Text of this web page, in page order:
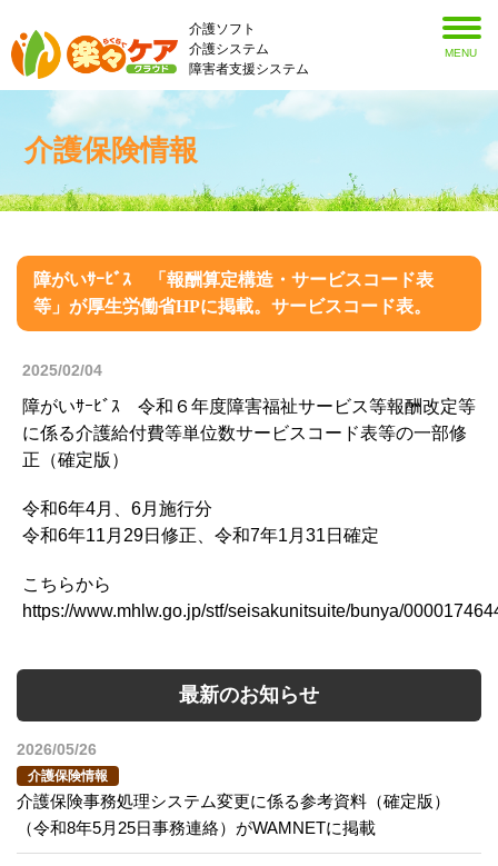
介護ソフト
介護システム
障害者支援システム
MENU
介護保険情報
障がいｻｰﾋﾞｽ 「報酬算定構造・サービスコード表
等」が厚生労働省HPに掲載。サービスコード表。
2025/02/04
障がいｻｰﾋﾞｽ 令和６年度障害福祉サービス等報酬改定等
に係る介護給付費等単位数サービスコード表等の一部修
正（確定版）
令和6年4月、6月施行分
令和6年11月29日修正、令和7年1月31日確定
こちらから
https://www.mhlw.go.jp/stf/seisakunitsuite/bunya/
最新のお知らせ
2026/05/26
介護保険情報
介護保険事務処理システム変更に係る参考資料（確定版）
（令和8年5月25日事務連絡）がWAMNETに掲載